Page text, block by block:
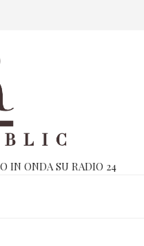
IN ONDA SU RADIO 24